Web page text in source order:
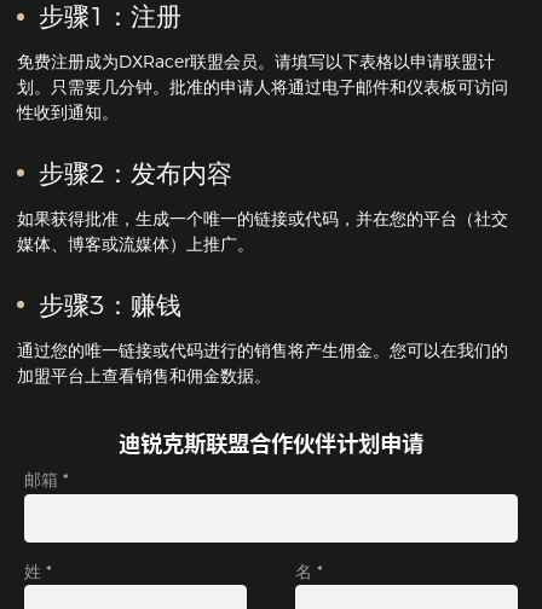
步骤1：注册
免费注册成为DXRacer联盟会员。请填写以下表格以申请联盟计
划。只需要几分钟。批准的申请人将通过电子邮件和仪表板可访问
性收到通知。
步骤2：发布内容
如果获得批准，生成一个唯一的链接或代码，并在您的平台（社交
媒体、博客或流媒体）上推广。
步骤3：赚钱
通过您的唯一链接或代码进行的销售将产生佣金。您可以在我们的
加盟平台上查看销售和佣金数据。
迪锐克斯联盟合作伙伴计划申请
邮箱
姓 名